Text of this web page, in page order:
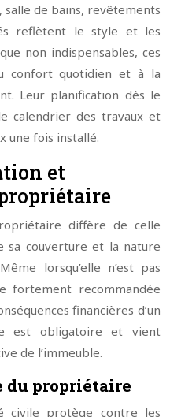
salle de bains, revêtements
reflètent le style et les
non indispensables, ces
confort quotidien et à la
Leur planification dès le
calendrier des travaux et
une fois installé.
et
diffère de celle
sa couverture et la nature
lorsqu’elle n’est pas
fortement recommandée
financières d’un
est obligatoire et vient
de l’immeuble.
du propriétaire
civile protège contre les